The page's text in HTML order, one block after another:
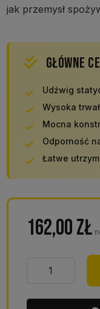
jak przemysł
GŁÓWNE
Udźwig
Wysoka
Mocna
Odporność
Łatwe
162,00zł
Palety
EUR